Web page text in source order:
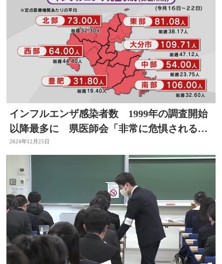
インフルエンザ感染者数 1999年の調査開始
以降最多に 県医師会「非常に危惧される状
態」大分
2024年12月25日